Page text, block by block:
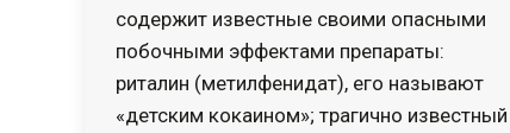
содержит известные своими опасными
побочными эффектами препараты:
риталин (метилфенидат), его называют
«детским кокаином»; трагично известный